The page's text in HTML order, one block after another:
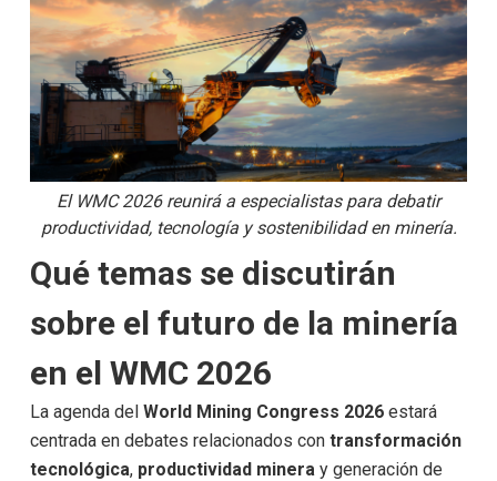
El WMC 2026 reunirá a especialistas para debatir
productividad, tecnología y sostenibilidad en minería.
Qué temas se discutirán
sobre el futuro de la minería
en el WMC 2026
La agenda delWorld Mining Congress 2026 estará
centrada en debates relacionados contransformación
tecnológica, productividad minera y generación de